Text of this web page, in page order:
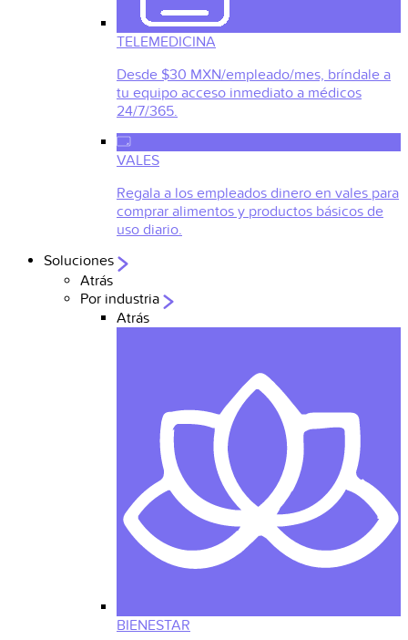
TELEMEDICINA
Desde $30 MXN/empleado/mes, bríndale a
tu equipo acceso inmediato a médicos
24/7/365.
VALES
Regala a los empleados dinero en vales para
comprar alimentos y productos básicos de
uso diario.
Soluciones
Atrás
Por industria
Atrás
BIENESTAR